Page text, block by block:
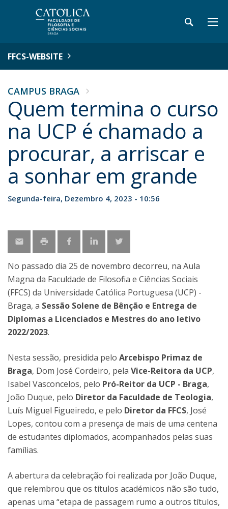
FFCS-WEBSITE
CAMPUS BRAGA
Quem termina o curso
na UCP é chamado a
procurar, a arriscar e
a sonhar em grande
Segunda-feira, Dezembro 4, 2023 - 10:56
No passado dia 25 de novembro decorreu, na Aula
Magna da Faculdade de Filosofia e Ciências Sociais
(FFCS) da Universidade Católica Portuguesa (UCP) -
Braga, a Sessão Solene de Bênção e Entrega de
Diplomas a Licenciados e Mestres do ano letivo
2022/2023.
Nesta sessão, presidida pelo Arcebispo Primaz de
Braga, Dom José Cordeiro, pela Vice-Reitora da UCP,
Isabel Vasconcelos, pelo Pró-Reitor da UCP - Braga,
João Duque, pelo Diretor da Faculdade de Teologia,
Luís Miguel Figueiredo, e pelo Diretor da FFCS, José
Lopes, contou com a presença de mais de uma centena
de estudantes diplomados, acompanhados pelas suas
famílias.
A abertura da celebração foi realizada por João Duque,
que relembrou que os títulos académicos não são tudo,
apenas uma “etapa de passagem rumo a outros títulos,